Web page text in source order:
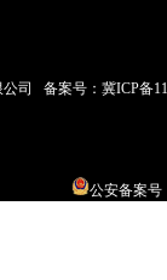
司 备案号： 冀ICP备
公安备案号